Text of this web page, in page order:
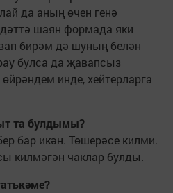
да аның өчен генә
шаян формада яки
бирәм дә шуның белән
булса да җавапсыз
инде, хейтерларга
та булдымы?
бар икән. Төшерәсе килми.
килмәгән чаклар булды.